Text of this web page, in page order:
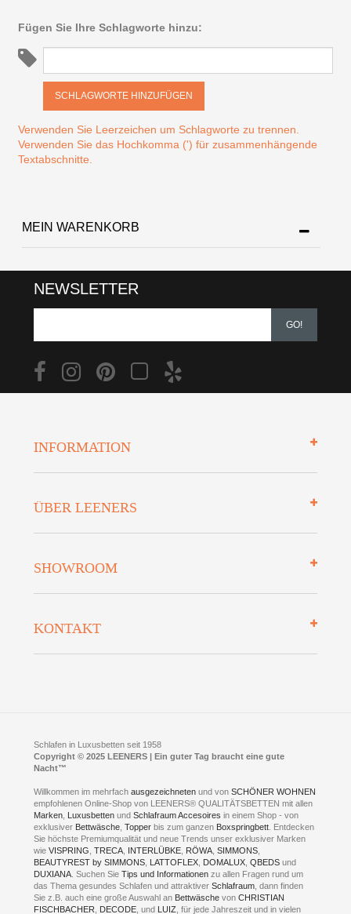
Fügen Sie Ihre Schlagworte hinzu:
SCHLAGWORTE HINZUFÜGEN
Verwenden Sie Leerzeichen um Schlagworte zu trennen.
Verwenden Sie das Hochkomma (') für zusammenhängende
Textabschnitte.
MEIN WARENKORB
NEWSLETTER
GO!
INFORMATION
Finanzierung
Datenschutz
ÜBER LEENERS
Preisgarantie
Presse
Jobs
SHOWROOM
Fotoalbum
Kontakt
KONTAKT
Neuer Showroom für unsere Onlineartikel.
Kontakt via:WhatsApp
Kontakt via:eMail
mögliche Zeiten für eine Showroom Terminreservierung
MO und DI geschlossen
MI - FR 11 bis 17 Uhr
SA 11 bis 15 Uhr
Schlafen in Luxusbetten seit 1958
Copyright © 2025 LEENERS | Ein guter Tag braucht eine gute
Nacht™
Willkommen im mehrfachausgezeichnetenund vonSCHÖNER WOHNEN
empfohlenen Online-Shop von LEENERS® QUALITÄTSBETTEN mit allen
Marken Luxusbetten undSchlafraum Accesoires in einem Shop - von
exklusiver Bettwäsche ,Topper bis zum ganzen Boxspringbett . Entdecken
Sie höchste Premiumqualität und neue Trends unser exklusiver Marken
wieVISPRING ,TRECA INTERLÜBKE RÖWA ,SIMMONS
BEAUTYREST by SIMMONS LATTOFLEX DOMALUX ,QBEDS und
DUXIANA . Suchen SieTips und Informationen zu allen Fragen rund um
das Thema gesundes Schlafen und attraktiverSchlafraum , dann finden
Sie z.B. auch eine große Auswahl an Bettwäsche vonCHRISTIAN
FISCHBACHER
DECODE , und LUIZ , für jede Jahreszeit und in vielen